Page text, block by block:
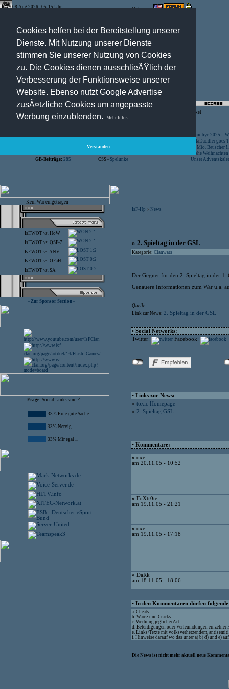
Cookies helfen bei der Bereitstellung unserer
Dienste. Mit Nutzung unserer Dienste
stimmen Sie unserer Nutzung von Cookies
zu. Die Cookies dienen ausschlieÃŸlich der
Verbesserung der Funktionsweise unserer
Website. Ebenso nutzt Google Advertise
zusÃ¤tzliche Cookies um angepasste
Werbung einzublenden.
Mehr Infos
Verstanden
08.Aug.2026 , 05:15 Uhr Optionen:
Artikel
Goodbye 2025 –
SofaDaddler goes
CS -FunYard
40 Mio. Beuscher
Frohe
GB-Beiträge: 285 CSS - Spelunke Unser
Kein War eingetragen
IsF.WOT vs. HoW 2:1
IsF.WOT vs. QSF-7 2:1
IsF.WOT vs.ANV 1:2
IsF.WOT vs. OFaH 0:2
IsF.WOT vs. SA 0:2
- Zur Sponsor Section -
Frage: Social Links sind ?
33% Eine gute Sache ...
33% Nervig ...
33% Mir egal ...
IsF-Hp > News
» 2. Spieltag in der GSL
Kategorie: Clanwars
Der Gegner für den 2. Spieltag in der 1.
Genauere Informationen zum War u.a.
Quelle:
Link zur News: 2. Spieltag in der GSL
• Social Networks:
Twitter:
Facebook:
• Links zur News:
» toxic Homepage
» 2. Spieltag GSL
• Kommentare:
» oxe
am 20.11.05 - 10:52
» FoXtr0te
am 19.11.05 - 21:21
» oxe
am 19.11.05 - 17:18
» DaRk
am 18.11.05 - 18:06
• In den Kommentaren dürfen
a. Cheats
b. Warez und Cracks
c. Werbung jeglicher Art
d. Beleidigungen oder Verleumdungen einzelner
e. Links/Texte mit volksverhetzendem,
f. Hinweise darauf wo das unter a) b) d) und e)
Die News ist nicht mehr aktuell neue